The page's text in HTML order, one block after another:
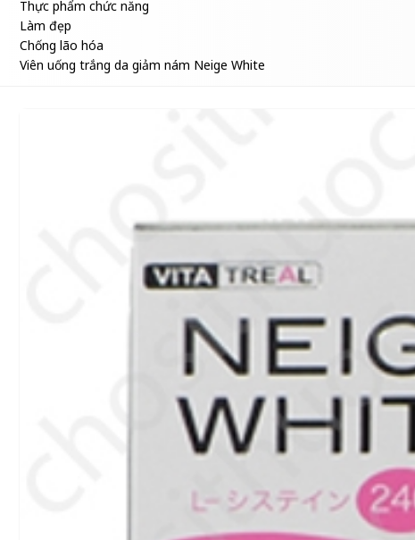
Thực phẩm chức năng
Làm đẹp
Chống lão hóa
Viên uống trắng da giảm nám Neige White